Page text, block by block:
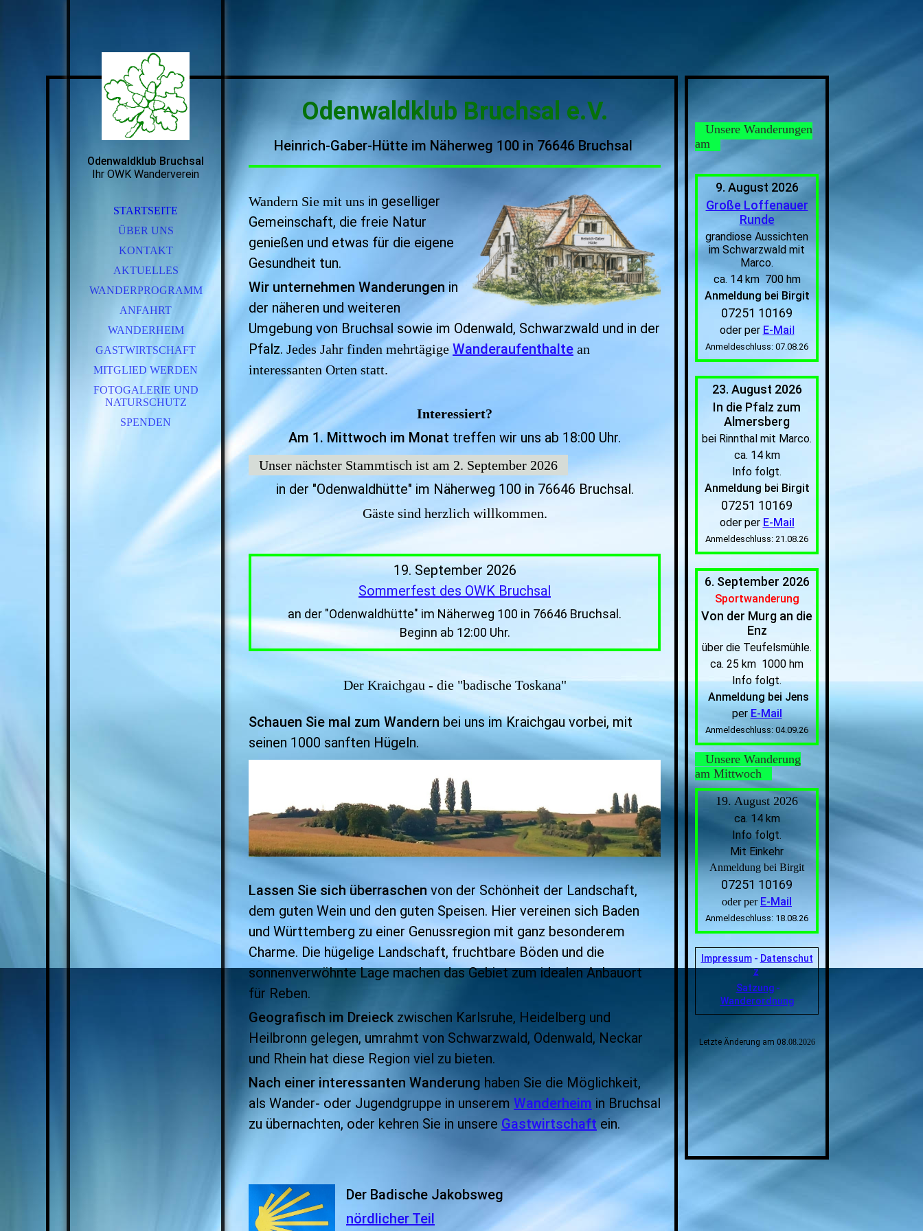
Odenwaldklub Bruchsal
Ihr OWK Wanderverein
STARTSEITE
ÜBER UNS
KONTAKT
AKTUELLES
WANDERPROGRAMM
ANFAHRT
WANDERHEIM
GASTWIRTSCHAFT
MITGLIED WERDEN
FOTOGALERIE UND
NATURSCHUTZ
SPENDEN
Odenwaldklub Bruchsal e.V.
Heinrich-Gaber-Hütte im Näherweg 100 in 76646 Bruchsal
Wandern Sie mit uns in geselliger
Gemeinschaft, die freie Natur
genießen und etwas für die eigene
Gesundheit tun.
Wir unternehmen Wanderungen in
der näheren und weiteren
Umgebung von Bruchsal sowie im Odenwald, Schwarzwald und in der
Pfalz. Jedes Jahr finden mehrtägigeWanderaufenthalte an
interessanten Orten statt.
Interessiert?
Am 1. Mittwoch im Monat treffen wir uns ab 18:00 Uhr.
Unser nächster Stammtisch ist am 2. September 2026
in der "Odenwaldhütte" im Näherweg 100 in 76646 Bruchsal.
Gäste sind herzlich willkommen.
19. September 2026
Sommerfest des OWK Bruchsal
an der "Odenwaldhütte" im Näherweg 100 in 76646 Bruchsal.
Beginn ab 12:00 Uhr.
Der Kraichgau - die "badische Toskana"
Schauen Sie mal zum Wandern bei uns im Kraichgau vorbei, mit
seinen 1000 sanften Hügeln.
Lassen Sie sich überraschen von der Schönheit der Landschaft,
dem guten Wein und den guten Speisen. Hier vereinen sich Baden
und Württemberg zu einer Genussregion mit ganz besonderem
Charme. Die hügelige Landschaft, fruchtbare Böden und die
sonnenverwöhnte Lage machen das Gebiet zum idealen Anbauort
für Reben.
Geografisch im Dreieck zwischen Karlsruhe, Heidelberg und
Heilbronn gelegen, umrahmt von Schwarzwald, Odenwald, Neckar
und Rhein hat diese Region viel zu bieten.
Nach einer interessanten Wanderung haben Sie die Möglichkeit,
als Wander- oder Jugendgruppe in unserem Wanderheim in Bruchsal
zu übernachten, oder kehren Sie in unsere Gastwirtschaft ein.
Der Badische Jakobsweg
nördlicher Teil
Unsere Wanderungen
am
9. August 2026
Große Loffenauer
Runde
grandiose Aussichten
im Schwarzwald mit
Marco.
ca. 14 km 700 hm
Anmeldung bei Birgit
07251 10169
oder per E-Mail
Anmeldeschluss: 07.08.26
23. August 2026
In die Pfalz zum
Almersberg
bei Rinnthal mit Marco.
ca. 14 km
Info folgt.
Anmeldung bei Birgit
07251 10169
oder per E-Mail
Anmeldeschluss: 21.08.26
6. September 2026
Sportwanderung
Von der Murg an die
Enz
über die Teufelsmühle.
ca. 25 km 1000 hm
Info folgt.
Anmeldung bei Jens
per E-Mail
Anmeldeschluss: 04.09.26
Unsere Wanderung
am Mittwoch
19. August 2026
ca. 14 km
Info folgt.
Mit Einkehr
Anmeldung bei Birgit
07251 10169
oder per E-Mail
Anmeldeschluss: 18.08.26
Impressum- Datenschut
z
Satzung-
Wanderordnung
Letzte Änderung am 08.08.2026